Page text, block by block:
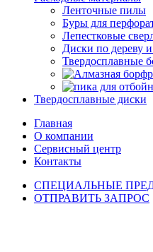
Ленточные пилы
Буры для
Лепестковые
Диски по дереву
Твердосплавные
Твердосплавные диски
Главная
О компании
Сервисный центр
Контакты
СПЕЦИАЛЬНЫЕ
ОТПРАВИТЬ ЗАПРОС